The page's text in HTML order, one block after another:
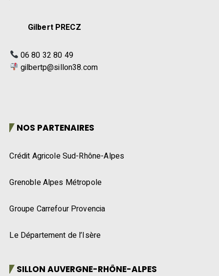
Gilbert PRECZ
06 80 32 80 49
gilbertp@sillon38.com
NOS PARTENAIRES
Crédit Agricole Sud-Rhône-Alpes
Grenoble Alpes Métropole
Groupe Carrefour Provencia
Le Département de l’Isère
SILLON AUVERGNE-RHÔNE-ALPES